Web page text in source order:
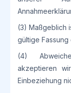
(3) Maßgeblich
gültige Fassung
(4)
akzeptieren
Einbeziehung